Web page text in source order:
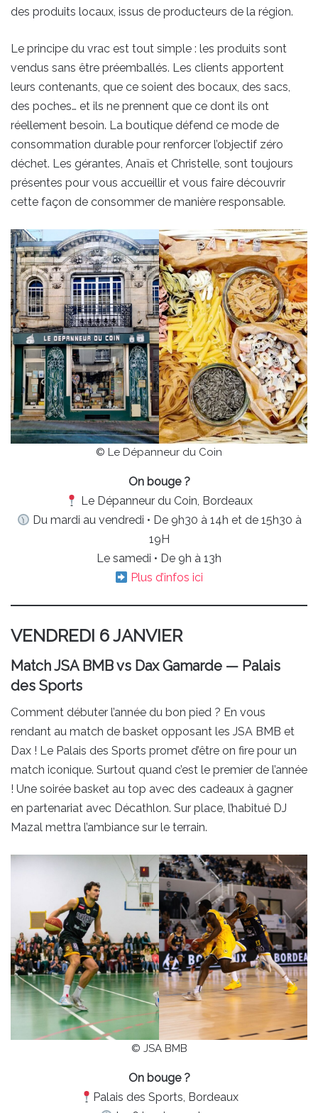
des produits locaux, issus de producteurs de la région.
Le principe du vrac est tout simple : les produits sont
vendus sans être préemballés. Les clients apportent
leurs contenants, que ce soient des bocaux, des sacs,
des poches… et ils ne prennent que ce dont ils ont
réellement besoin. La boutique défend ce mode de
consommation durable pour renforcer l’objectif zéro
déchet. Les gérantes, Anaïs et Christelle, sont toujours
présentes pour vous accueillir et vous faire découvrir
cette façon de consommer de manière responsable.
© Le Dépanneur du Coin
On bouge ?
Le Dépanneur du Coin, Bordeaux
Du mardi au vendredi • De 9h30 à 14h et de 15h30 à
19H
Le samedi • De 9h à 13h
Plus d’infos ici
VENDREDI 6 JANVIER
Match JSA BMB vs Dax Gamarde — Palais
des Sports
Comment débuter l’année du bon pied ? En vous
rendant au match de basket opposant les JSA BMB et
Dax ! Le Palais des Sports promet d’être on fire pour un
match iconique. Surtout quand c’est le premier de l’année
! Une soirée basket au top avec des cadeaux à gagner
en partenariat avec Décathlon. Sur place, l’habitué DJ
Mazal mettra l’ambiance sur le terrain.
© JSA BMB
On bouge ?
Palais des Sports, Bordeaux